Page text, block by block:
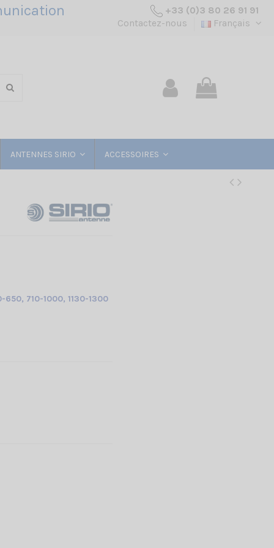
+33 (0)3 80 26 91 91
Contactez-nous
Français
ANTENNES SIRIO ACCESSOIRES
650, 710-1000, 1130-1300